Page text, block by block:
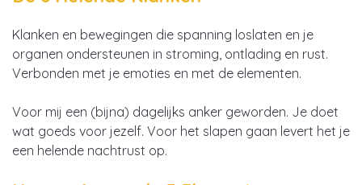
Klanken en bewegingen die spanning loslaten en je
organen ondersteunen in stroming, ontlading en rust.
Verbonden met je emoties en met de elementen.
Voor mij een (bijna) dagelijks anker geworden. Je doet
wat goeds voor jezelf. Voor het slapen gaan levert het je
een helende nachtrust op.